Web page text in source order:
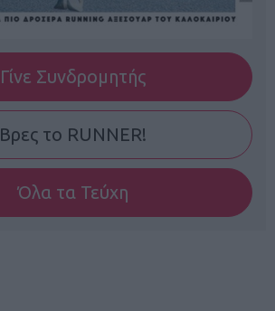
Γίνε Συνδρομητής
Βρες το RUNNER!
Όλα τα Τεύχη